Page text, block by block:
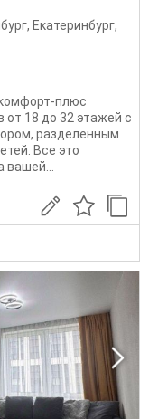
, Екатеринбург,
плюс
18 до 32 этажей с
разделенным
Все это